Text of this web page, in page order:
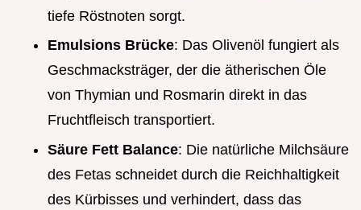
tiefe Röstnoten sorgt.
Emulsions Brücke: Das Olivenöl fungiert als
Geschmacksträger, der die ätherischen Öle
von Thymian und Rosmarin direkt in das
Fruchtfleisch transportiert.
Säure Fett Balance: Die natürliche Milchsäure
des Fetas schneidet durch die Reichhaltigkeit
des Kürbisses und verhindert, dass das